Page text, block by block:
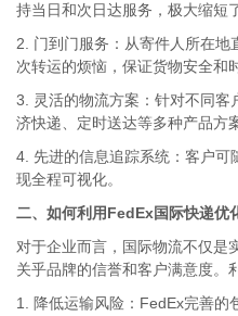
持当日和次日达服务，极大缩短
2. 门到门服务：从寄件人所在地
次转运的烦恼，保证货物安全和
3. 灵活的物流方案：针对不同
济快递、定时送达等多种产品方
4. 先进的信息追踪系统：客户可
现全程可视化。
二、如何利用FedEx国际快递优
对于企业而言，国际物流不仅是
关乎品牌的信誉和客户满意度。
1. 降低运输风险：FedEx完善的